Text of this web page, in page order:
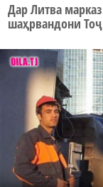
Дар Литва
шаҳрвандони